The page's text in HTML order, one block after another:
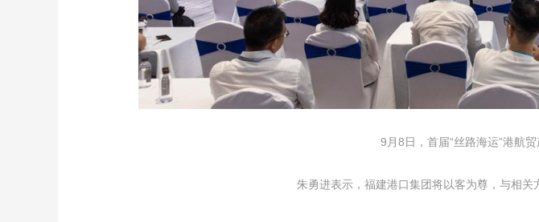
9月8日，首届“丝路海运”港航
朱勇进表示，福建港口集团将以客为尊，与相